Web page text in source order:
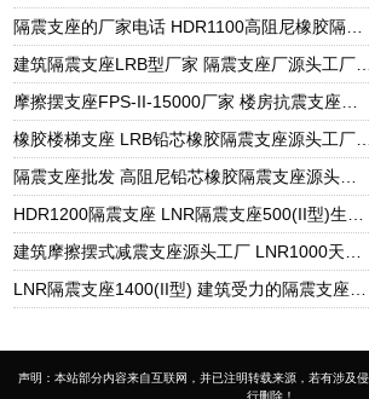
声明：本站部分内容来自互联网，并已注明转载来源，若有涉及
行删除！